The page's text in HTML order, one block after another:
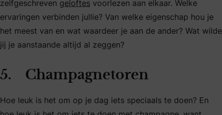
zelfgeschreven geloftes voorlezen aan elkaar. Welke
ervaringen verbinden jullie? Van welke eigenschap hou je
het meest van en wat waardeer je aan de ander? Wat wilde
jij je aanstaande altijd al zeggen?
5. Champagnetoren
Hoe leuk is het om op je dag iets speciaals te doen? En